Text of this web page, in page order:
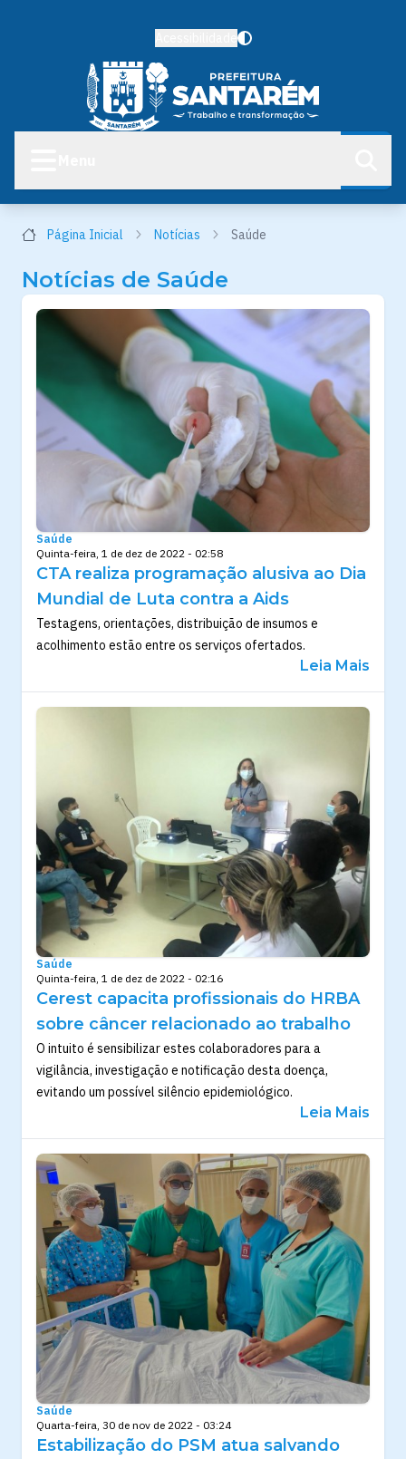
Página Inicial Notícias Saúde
Notícias de Saúde
Saúde
Quinta-feira, 1 de dez de 2022 - 02:58
CTA realiza programação alusiva ao Dia
Mundial de Luta contra a Aids
Testagens, orientações, distribuição de insumos e
acolhimento estão entre os serviços ofertados.
Leia Mais
Saúde
Quinta-feira, 1 de dez de 2022 - 02:16
Cerest capacita profissionais do HRBA
sobre câncer relacionado ao trabalho
O intuito é sensibilizar estes colaboradores para a
vigilância, investigação e notificação desta doença,
evitando um possível silêncio epidemiológico.
Leia Mais
Saúde
Quarta-feira, 30 de nov de 2022 - 03:24
Estabilização do PSM atua salvando